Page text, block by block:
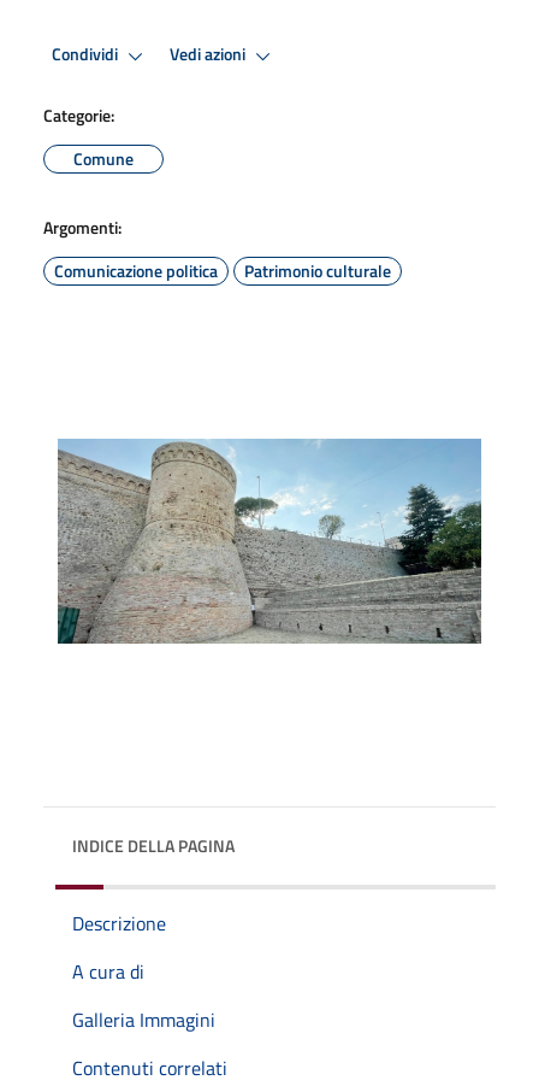
Condividi Vedi azioni
Categorie:
Comune
Argomenti:
Comunicazione politica
Patrimonio culturale
INDICE DELLA PAGINA
Descrizione
A cura di
Galleria Immagini
Contenuti correlati